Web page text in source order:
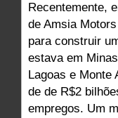
Recentemente,
de Amsia
para construir
estava em
Lagoas e Monte
de de R$2
empregos. Um